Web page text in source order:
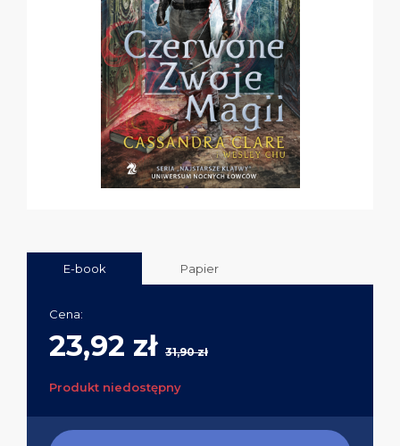
E-book Papier
Cena:
23,92 zł 31,90 zł
Produkt niedostępny